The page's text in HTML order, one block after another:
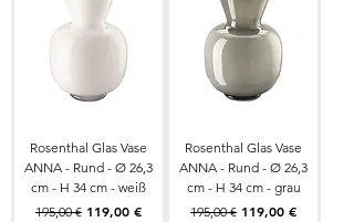
Rosenthal Glas Vase
ANNA - Rund - Ø 26,3
cm - H 34 cm - weiß
Standardpreis
195,00 € Sale-Preis
119,00 €
Rosenthal Glas Vase
ANNA - Rund - Ø 26,3
cm - H 34 cm - grau
Standardpreis
195,00 € Sale-Preis
119,00 €